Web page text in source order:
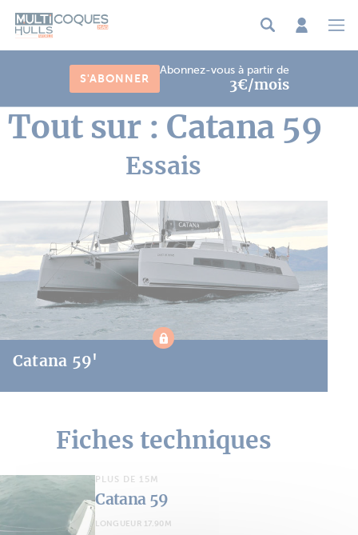
S'ABONNER
Abonnez-vous à partir de
3€/mois
Tout sur : Catana 59
Essais
Catana 59'
Fiches techniques
PLUS DE 15M
Catana 59
LONGUEUR 17.90M